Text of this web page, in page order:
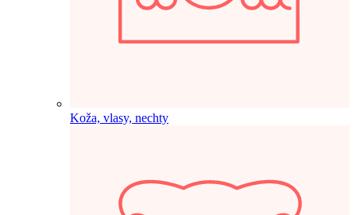
Koža, vlasy, nechty